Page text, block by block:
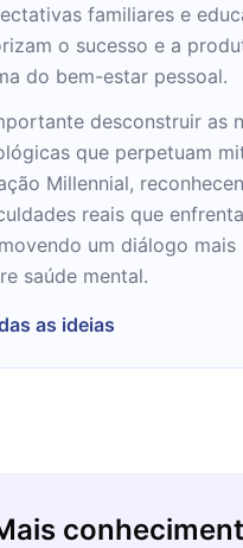
familiares e
o sucesso e a
do bem-estar pessoal.
desconstruir as
que perpetuam
Millennial,
reais que
um diálogo mais
saúde mental.
as ideias